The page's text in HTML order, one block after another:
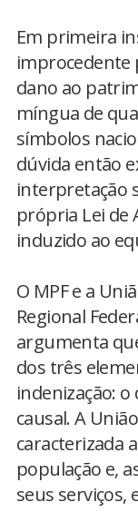
Em primeira
improcedente
dano ao
míngua de
símbolos
dúvida então
interpretação
própria Lei de
induzido ao
O MPF e a
Regional
argumenta
dos três
indenização: o
causal. A
caracterizada
população e,
seus serviços,